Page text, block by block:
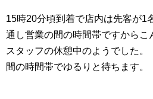
15時20分頃到着で店内は先客が1
通し営業の間の時間帯ですからこ
スタッフの休憩中のようでした。
間の時間帯でゆるりと待ちます。